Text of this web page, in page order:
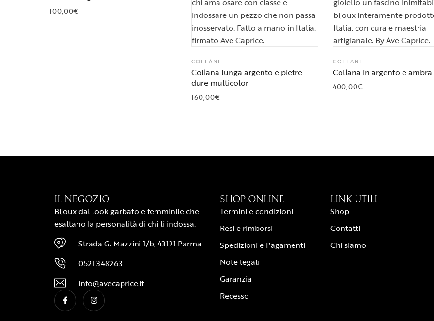
100,00€
COLLANE
Collana lunga argento e pietre
dure multicolor
160,00€
COLLANE
Collana in argento e ambra
400,00€
IL NEGOZIO
Bijoux dal look garbato e femminile che
esaltano la personalità di chi li indossa.
Strada G. Mazzini 1/b, 43121 Parma
0521 348263
info@avecaprice.it
SHOP ONLINE
Termini e condizioni
Resi e rimborsi
Spedizioni e Pagamenti
Note legali
Garanzia
Recesso
LINK UTILI
Shop
Contatti
Chi siamo